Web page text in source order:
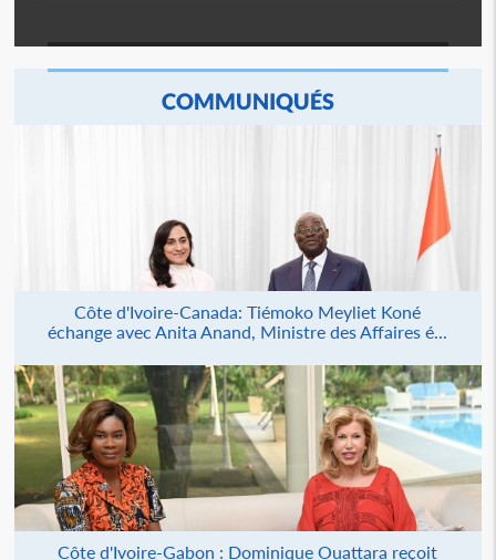
COMMUNIQUÉS
Côte d'Ivoire-Canada: Tiémoko Meyliet Koné
échange avec Anita Anand, Ministre des Affaires é...
Côte d'Ivoire-Gabon : Dominique Ouattara reçoit